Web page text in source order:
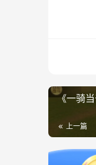
《一骑
上一篇